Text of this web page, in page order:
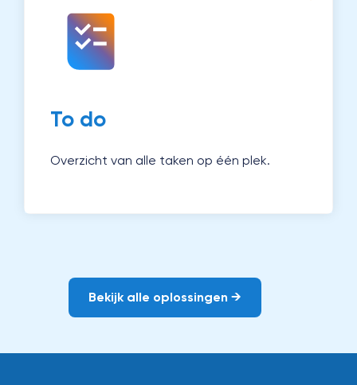
To do
Overzicht van alle taken op één plek.
Met Magister To do zie je in één oogopslag
wat er gedaan moet worden. Zo werk je
Bekijk alle oplossingen →